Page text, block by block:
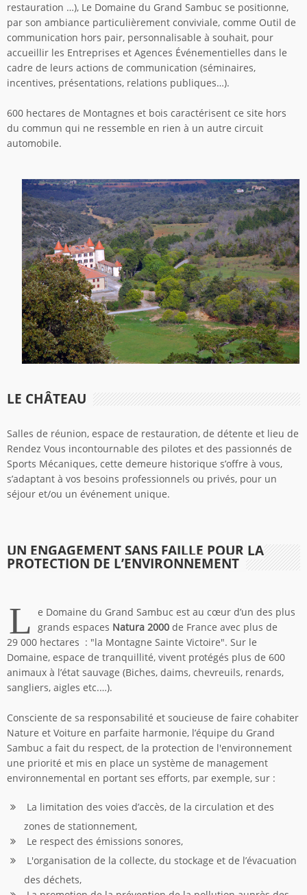
restauration …), Le Domaine du Grand Sambuc se positionne,
par son ambiance particulièrement conviviale, comme Outil de
communication hors pair, personnalisable à souhait, pour
accueillir les Entreprises et Agences Événementielles dans le
cadre de leurs actions de communication (séminaires,
incentives, présentations, relations publiques…).
600 hectares de Montagnes et bois caractérisent ce site hors
du commun qui ne ressemble en rien à un autre circuit
automobile.
LE CHÂTEAU
Salles de réunion, espace de restauration, de détente et lieu de
Rendez Vous incontournable des pilotes et des passionnés de
Sports Mécaniques, cette demeure historique s’offre à vous,
s’adaptant à vos besoins professionnels ou privés, pour un
séjour et/ou un événement unique.
UN ENGAGEMENT SANS FAILLE POUR LA
PROTECTION DE L’ENVIRONNEMENT
L e Domaine du Grand Sambuc est au cœur d’un des plus
grands espaces Natura 2000 de France avec plus de
29 000 hectares : "la Montagne Sainte Victoire". Sur le
Domaine, espace de tranquillité, vivent protégés plus de 600
animaux à l’état sauvage (Biches, daims, chevreuils, renards,
sangliers, aigles etc.…).
Consciente de sa responsabilité et soucieuse de faire cohabiter
Nature et Voiture en parfaite harmonie, l’équipe du Grand
Sambuc a fait du respect, de la protection de l'environnement
une priorité et mis en place un système de management
environnemental en portant ses efforts, par exemple, sur :
La limitation des voies d’accès, de la circulation et des
zones de stationnement,
Le respect des émissions sonores,
L'organisation de la collecte, du stockage et de l’évacuation
des déchets,